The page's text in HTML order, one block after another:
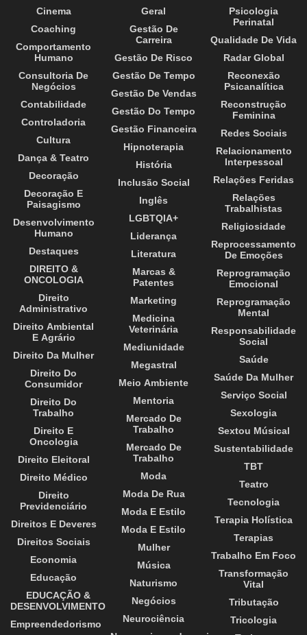
Cinema
Coaching
Comportamento
Humano
Consultoria De
Negócios
Contabilidade
Controladoria
Cultura
Dança & Teatro
Decoração
Decoração E
Paisagismo
Desenvolvimento
Humano
Destaques
DIREITO &
ONCOLOGIA
Direito
Administrativo
Direito Ambiental
E Agrário
Direito Da Mulher
Direito Do
Consumidor
Direito Do
Trabalho
Direito E
Oncologia
Direito Eleitoral
Direito Médico
Direito
Previdenciário
Direitos E Deveres
Direitos Sociais
Economia
Educação
EDUCAÇÃO &
DESENVOLVIMENTO
Empreendedorismo
Geral
Gestão De
Carreira
Gestão De Risco
Gestão De Tempo
Gestão De Vendas
Gestão Do Tempo
Gestão Financeira
Hipnoterapia
História
Inclusão Social
Inglês
LGBTQIA+
Liderança
Literatura
Marcas &
Patentes
Marketing
Medicina
Veterinária
Mediunidade
Megastral
Meio Ambiente
Mentoria
Mercado De
Trabalho
Mercado De
Trabalho
Moda
Moda De Rua
Moda E Estilo
Moda E Estilo
Mulher
Música
Naturismo
Negócios
Neurociência
Psicologia
Perinatal
Qualidade De Vida
Radar Global
Reconexão
Psicanalítica
Reconstrução
Feminina
Redes Sociais
Relacionamento
Interpessoal
Relações Feridas
Relações
Trabalhistas
Religiosidade
Reprocessamento
De Emoções
Reprogramação
Emocional
Reprogramação
Mental
Responsabilidade
Social
Saúde
Saúde Da Mulher
Serviço Social
Sexologia
Sextou Músical
Sustentabilidade
TBT
Teatro
Tecnologia
Terapia Holística
Terapias
Trabalho Em Foco
Transformação
Vital
Tributação
Tricologia